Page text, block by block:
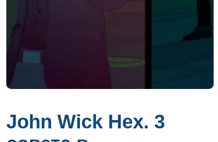
John Wick Hex. 3